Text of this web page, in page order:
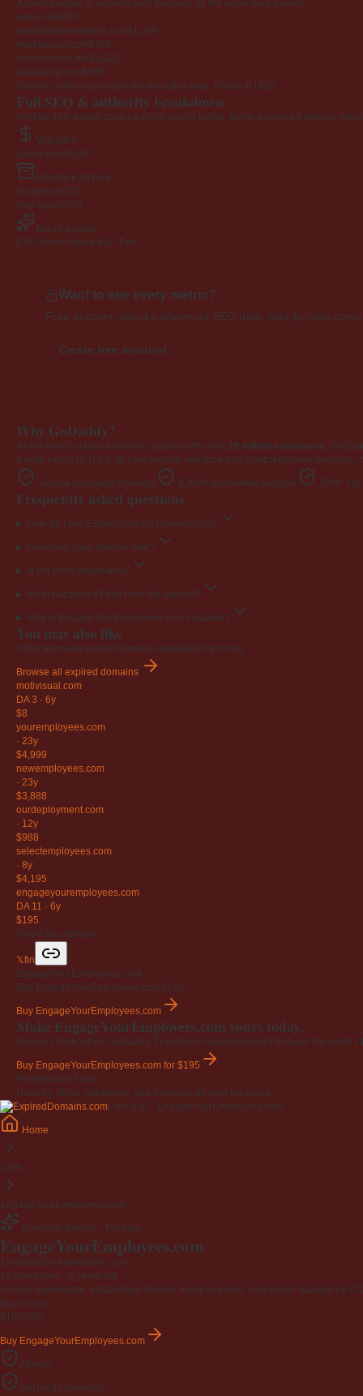
A small sample of recently sold domains on the secondary market.
woca.net$400
westfordinternalmed.com$1,246
marketician.com$768
briccobracco.net$2,625
tackleking.com$455
Source: public secondary-market sales feed. Prices in USD.
Full SEO & authority breakdown
Verified from public sources at the time of listing. Some advanced metrics
Valuation
Listed price$195
Wayback archive
Snapshots 107
First seen2009
Brand signals
EXD NameAppeal 4.0 · Fair
Want to see every metric?
Free account unlocks advanced SEO data, side-by-side
Create free account
Why GoDaddy?
As the world's largest domain registrar with over 20 million customers,
a wide range of TLDs. Its user-friendly interface and comprehensive
Secure GoDaddy checkout ICANN-accredited registrar 20M+
Frequently asked questions
How do I buy EngageYourEmployees.com?
How long does transfer take?
Is the price negotiable?
What happens if I don't win the auction?
Why is EngageYourEmployees.com valuable?
You may also like
Other premium expired domains available right now.
Browse all expired domains
motivisual .com
DA 3 · 6y
$8
youremployees.com
· 23y
$4,999
newemployees.com
· 23y
$3,888
ourdeployment.com
· 12y
$988
selectemployees.com
· 8y
$4,195
engageyouremployees.com
DA 11 · 6y
$195
Share this domain
𝕏fin
EngageYourEmployees.com
Buy EngageYourEmployees.com$195
Buy EngageYourEmployees.com
Make EngageYourEmployees.com yours today.
Secure checkout via GoDaddy. Transfer is handled directly through the world's
Buy EngageYourEmployees.com for $195
Professional Trust
Used by SEOs, marketers, and investors all over the world.
Listing ID · EngageYourEmployees.com
Home
.com
EngageYourEmployees.com
Premium domain · For sale
EngageYourEmployees.com
19-character brandable .com
19 characters · 6 years old
A short, memorable, established domain ready to power your brand. Backed by
Buy-it-now
$195USD
Buy EngageYourEmployees.com
Afternic
GoDaddy checkout